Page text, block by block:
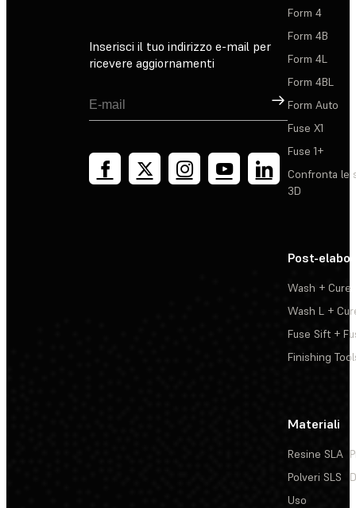
Inserisci il tuo indirizzo e-mail per
ricevere aggiornamenti
Registrati
Form 4
Form 4B
Form 4L
Form 4BL
Form Auto
Fuse X1
Fuse 1+
Confronta le
3D
Post-
Wash + Cure
Wash L +
Fuse Sift +
Finishing
Materiali
Resine SLA
Polveri SLS
Uso